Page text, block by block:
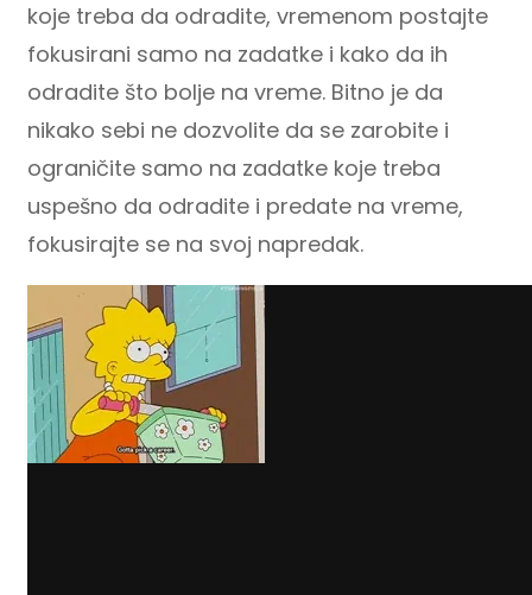
koje treba da odradite, vremenom postajte
fokusirani samo na zadatke i kako da ih
odradite što bolje na vreme. Bitno je da
nikako sebi ne dozvolite da se zarobite i
ograničite samo na zadatke koje treba
uspešno da odradite i predate na vreme,
fokusirajte se na svoj napredak.